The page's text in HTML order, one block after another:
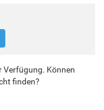
Verfügung. Können
finden?